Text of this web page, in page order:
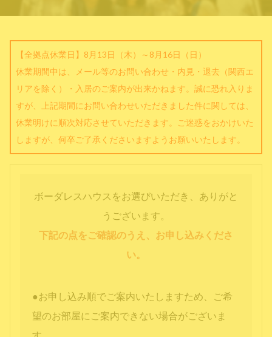
【全拠点休業日】8月13日（木）～8月16日（日）
休業期間中は、メール等のお問い合わせ・内見・退去（関西エ
リアを除く）・入居のご案内が出来かねます。誠に恐れ入りま
すが、上記期間にお問い合わせいただきました件に関しては、
休業明けに順次対応させていただきます。ご迷惑をおかけいた
しますが、何卒ご了承くださいますようお願いいたします。
ボーダレスハウスをお選びいただき、ありがと
うございます。
下記の点をご確認のうえ、お申し込みくださ
い。
●お申し込み順でご案内いたしますため、ご希
望のお部屋にご案内できない場合がございま